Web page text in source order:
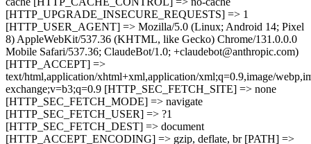
[HTTP_UPGRADE_INSECURE_REQUESTS] => 1
[HTTP_USER_AGENT] => Mozilla/5.0 (Linux; Android 14; Pixel
8) AppleWebKit/537.36 (KHTML, like Gecko) Chrome/131.0.0.0
Mobile Safari/537.36; ClaudeBot/1.0; +claudebot@anthropic.com)
[HTTP_ACCEPT] =>
text/html,application/xhtml+xml,application/xml;q=0.9,image/
exchange;v=b3;q=0.9 [HTTP_SEC_FETCH_SITE] => none
[HTTP_SEC_FETCH_MODE] => navigate
[HTTP_SEC_FETCH_USER] => ?1
[HTTP_SEC_FETCH_DEST] => document
[HTTP_ACCEPT_ENCODING] => gzip, deflate, br [PATH] =>